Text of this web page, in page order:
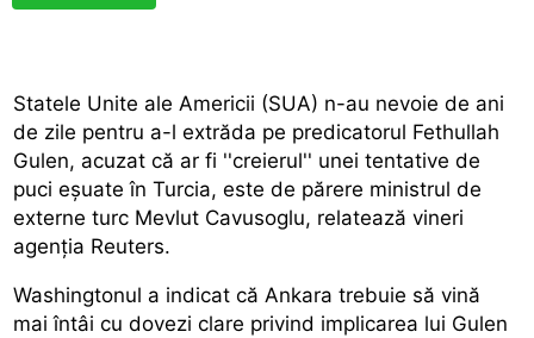
Statele Unite ale Americii (SUA) n-au nevoie de ani
de zile pentru a-l extrăda pe predicatorul Fethullah
Gulen, acuzat că ar fi ''creierul'' unei tentative de
puci eșuate în Turcia, este de părere ministrul de
externe turc Mevlut Cavusoglu, relatează vineri
agenția Reuters.
Washingtonul a indicat că Ankara trebuie să vină
mai întâi cu dovezi clare privind implicarea lui Gulen